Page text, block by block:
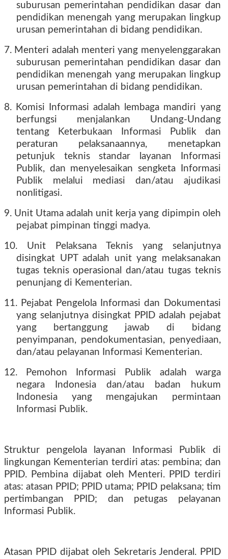
suburusan pemerintahan pendidikan dasar dan
pendidikan menengah yang merupakan lingkup
urusan pemerintahan di bidang pendidikan.
7. Menteri adalah menteri yang menyelenggarakan
suburusan pemerintahan pendidikan dasar dan
pendidikan menengah yang merupakan lingkup
urusan pemerintahan di bidang pendidikan.
8. Komisi Informasi adalah lembaga mandiri yang
berfungsi menjalankan Undang-Undang
tentang Keterbukaan Informasi Publik dan
peraturan pelaksanaannya, menetapkan
petunjuk teknis standar layanan Informasi
Publik, dan menyelesaikan sengketa Informasi
Publik melalui mediasi dan/atau ajudikasi
nonlitigasi.
9. Unit Utama adalah unit kerja yang dipimpin oleh
pejabat pimpinan tinggi madya.
10. Unit Pelaksana Teknis yang selanjutnya
disingkat UPT adalah unit yang melaksanakan
tugas teknis operasional dan/atau tugas teknis
penunjang di Kementerian.
11. Pejabat Pengelola Informasi dan Dokumentasi
yang selanjutnya disingkat PPID adalah pejabat
yang bertanggung jawab di bidang
penyimpanan, pendokumentasian, penyediaan,
dan/atau pelayanan Informasi Kementerian.
12. Pemohon Informasi Publik adalah warga
negara Indonesia dan/atau badan hukum
Indonesia yang mengajukan permintaan
Informasi Publik.
Struktur pengelola layanan Informasi Publik di
lingkungan Kementerian terdiri atas: pembina; dan
PPID. Pembina dijabat oleh Menteri. PPID terdiri
atas: atasan PPID; PPID utama; PPID pelaksana; tim
pertimbangan PPID; dan petugas pelayanan
Informasi Publik.
Atasan PPID dijabat oleh Sekretaris Jenderal. PPID